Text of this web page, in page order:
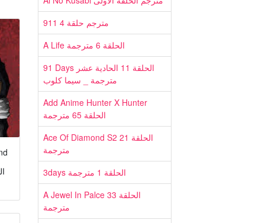
911 مترجم حلقة 4
A Life الحلقة 6 مترجمة
91 Days الحلقة 11 الحادية عشر
مترجمة _ سيما كلوب
Add Anime Hunter X Hunter
الحلقة 65 مترجمة
Ace Of Diamond S2 الحلقة 21
مترجمة
3days الحلقة 1 مترجمة
A Jewel In Palce الحلقة 33
مترجمة